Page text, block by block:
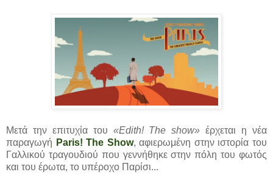
Μετά την επιτυχία του «Edith! The show» έρχεται η νέα
παραγωγή Paris! The Show, αφιερωμένη στην ιστορία του
Γαλλικού τραγουδιού που γεννήθηκε στην πόλη του φωτός
και του έρωτα, το υπέροχο Παρίσι...